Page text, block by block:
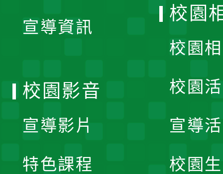
宣導資訊
校園
校園
校園
宣導
校園
校園影音
宣導影片
特色課程